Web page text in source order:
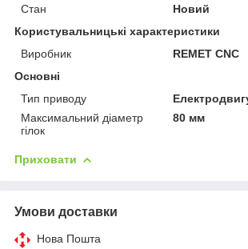
Стан
Новий
Користувальницькі характеристики
Виробник
REMET CNC
Основні
Тип приводу
Максимальний діаметр
гілок
80 мм
Приховати
Умови доставки
Нова Пошта